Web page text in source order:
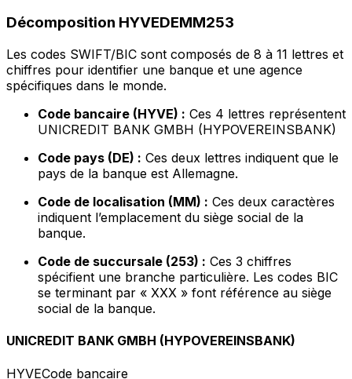
Décomposition HYVEDEMM253
Les codes SWIFT/BIC sont composés de 8 à 11 lettres et
chiffres pour identifier une banque et une agence
spécifiques dans le monde.
Code bancaire (HYVE) : Ces 4 lettres représentent
UNICREDIT BANK GMBH (HYPOVEREINSBANK)
Code pays (DE) : Ces deux lettres indiquent que le
pays de la banque est Allemagne.
Code de localisation (MM) : Ces deux caractères
indiquent l’emplacement du siège social de la
banque.
Code de succursale (253) : Ces 3 chiffres
spécifient une branche particulière. Les codes BIC
se terminant par « XXX » font référence au siège
social de la banque.
UNICREDIT BANK GMBH (HYPOVEREINSBANK)
HYVECode bancaire